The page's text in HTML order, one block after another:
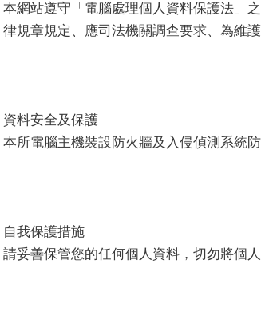
本網站遵守「電腦處理個人資料保護法」
律規章規定、應司法機關調查要求、為維
資料安全及保護
本所電腦主機裝設防火牆及入侵偵測系統
自我保護措施
請妥善保管您的任何個人資料，切勿將個